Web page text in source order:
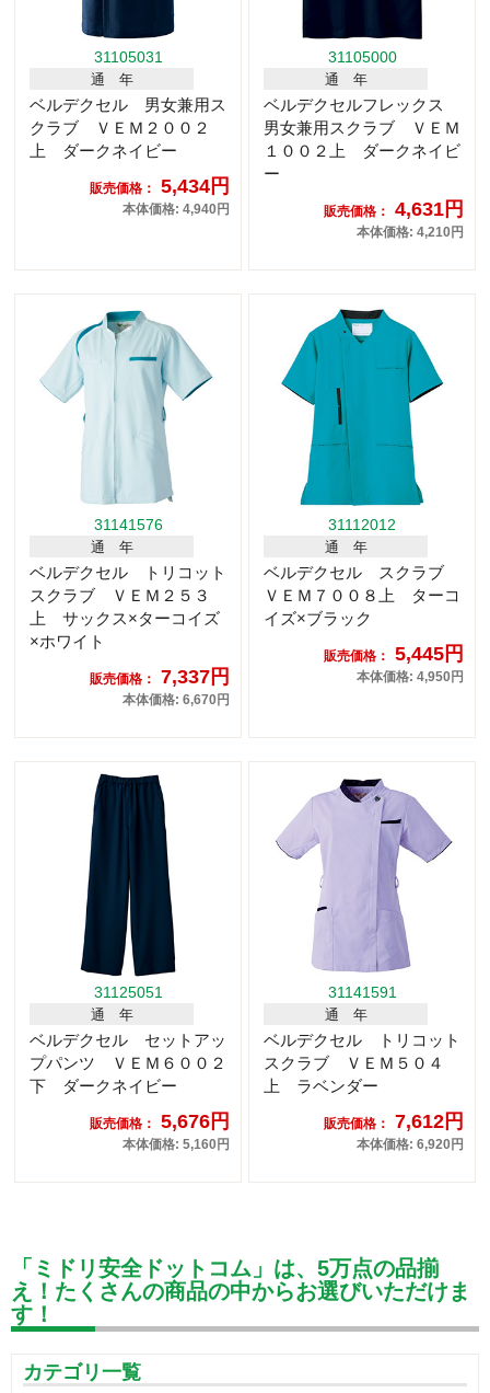
31105031
通 年
ベルデクセル 男女兼用ス
クラブ ＶＥＭ２００２
上 ダークネイビー
販売価格： 5,434円
本体価格: 4,940円
31105000
通 年
ベルデクセルフレックス
男女兼用スクラブ ＶＥＭ
１００２上 ダークネイビ
ー
販売価格： 4,631円
本体価格: 4,210円
31141576
通 年
ベルデクセル トリコット
スクラブ ＶＥＭ２５３
上 サックス×ターコイズ
×ホワイト
販売価格： 7,337円
本体価格: 6,670円
31112012
通 年
ベルデクセル スクラブ
ＶＥＭ７００８上 ターコ
イズ×ブラック
販売価格： 5,445円
本体価格: 4,950円
31125051
通 年
ベルデクセル セットアッ
プパンツ ＶＥＭ６００２
下 ダークネイビー
販売価格： 5,676円
本体価格: 5,160円
31141591
通 年
ベルデクセル トリコット
スクラブ ＶＥＭ５０４
上 ラベンダー
販売価格： 7,612円
本体価格: 6,920円
「ミドリ安全ドットコム」は、5万点の品揃
え！たくさんの商品の中からお選びいただけま
す！
カテゴリ一覧